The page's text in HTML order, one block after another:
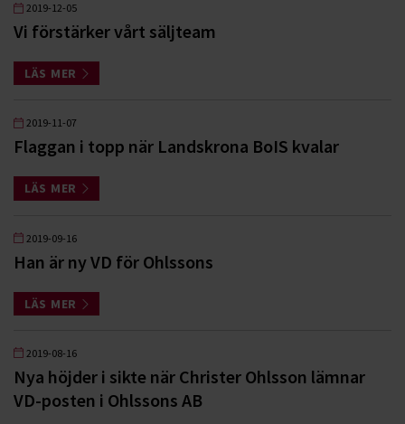
2019-12-05
Vi förstärker vårt säljteam
LÄS MER
2019-11-07
Flaggan i topp när Landskrona BoIS kvalar
LÄS MER
2019-09-16
Han är ny VD för Ohlssons
LÄS MER
2019-08-16
Nya höjder i sikte när Christer Ohlsson lämnar
VD-posten i Ohlssons AB